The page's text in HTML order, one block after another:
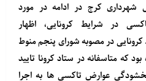
کرج در ادامه در مورد
در شرایط کرونایی، اظهار
در مصوبه شورای پنجم‌ منوط
که متاسفانه در ستاد کرونا تایید
عوارض تاکسی ها به اجرا